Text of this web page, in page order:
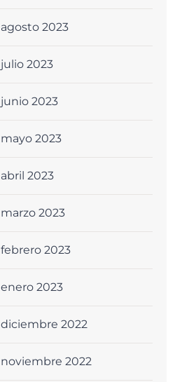
agosto 2023
julio 2023
junio 2023
mayo 2023
abril 2023
marzo 2023
febrero 2023
enero 2023
diciembre 2022
noviembre 2022